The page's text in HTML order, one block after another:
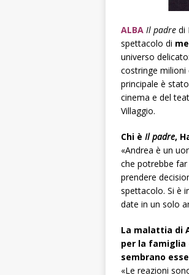
ALBA Il padre di
spettacolo di
universo
costringe milioni
principale è
cinema e del
Villaggio.
Chi è Il padre,
«Andrea è un
che potrebbe
prendere
spettacolo. Si è
date in un solo
La malattia di
per la famiglia
sembrano
«Le reazioni